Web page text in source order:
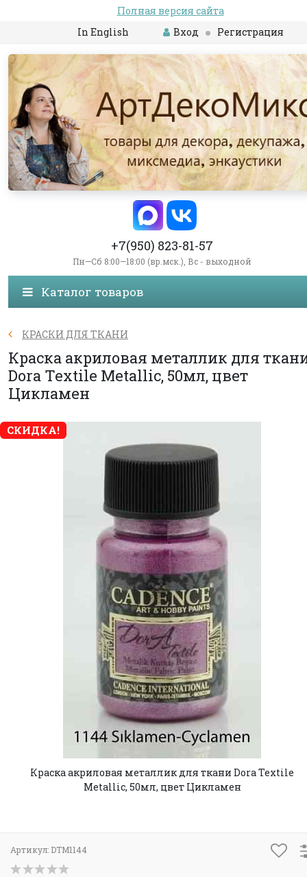
Полная версия сайта
In English
Вход Регистрация
+7(950) 823-81-57
Пн—Сб 8:00—18:00 (вр.мск.), Вс - выходной
Каталог товаров
КРАСКИ ДЛЯ ТКАНИ
Краска акриловая металлик для
Dora Textile Metallic, 50мл, цвет
Цикламен
СКИДКА!
Краска акриловая металлик для ткани Dora Textile
Metallic, 50мл, цвет Цикламен
Артикул: DTM1144